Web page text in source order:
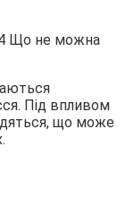
Під впливом
що може